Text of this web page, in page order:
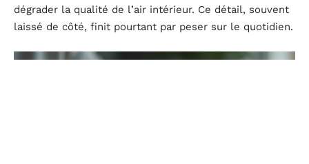
dégrader la qualité de l’air intérieur. Ce détail, souvent
laissé de côté, finit pourtant par peser sur le quotidien.